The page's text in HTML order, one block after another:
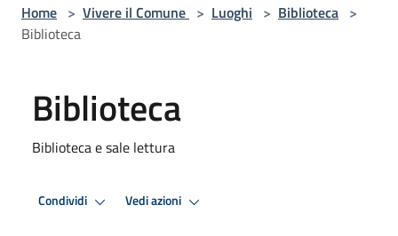
Home > Vivere il Comune > Luoghi > Biblioteca >
Biblioteca
Biblioteca
Biblioteca e sale lettura
Condividi Vedi azioni